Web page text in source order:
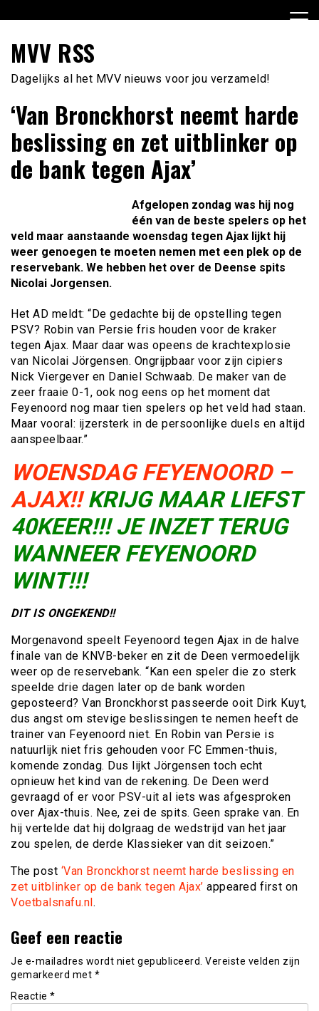
naar
inhoud
MVV RSS
Dagelijks al het MVV nieuws voor jou verzameld!
‘Van Bronckhorst neemt harde
beslissing en zet uitblinker op
de bank tegen Ajax’
Afgelopen zondag was hij nog
één van de beste spelers op het
veld maar aanstaande woensdag tegen Ajax lijkt hij
weer genoegen te moeten nemen met een plek op de
reservebank. We hebben het over de Deense spits
Nicolai Jorgensen.
Het AD meldt: “De gedachte bij de opstelling tegen
PSV? Robin van Persie fris houden voor de kraker
tegen Ajax. Maar daar was opeens de krachtexplosie
van Nicolai Jörgensen. Ongrijpbaar voor zijn cipiers
Nick Viergever en Daniel Schwaab. De maker van de
zeer fraaie 0-1, ook nog eens op het moment dat
Feyenoord nog maar tien spelers op het veld had staan.
Maar vooral: ijzersterk in de persoonlijke duels en altijd
aanspeelbaar.”
WOENSDAG FEYENOORD –
AJAX!!KRIJG MAAR LIEFST
40KEER!!! JE INZET TERUG
WANNEER FEYENOORD
WINT!!!
DIT IS ONGEKEND!!
Morgenavond speelt Feyenoord tegen Ajax in de halve
finale van de KNVB-beker en zit de Deen vermoedelijk
weer op de reservebank. “Kan een speler die zo sterk
speelde drie dagen later op de bank worden
geposteerd? Van Bronckhorst passeerde ooit Dirk Kuyt,
dus angst om stevige beslissingen te nemen heeft de
trainer van Feyenoord niet. En Robin van Persie is
natuurlijk niet fris gehouden voor FC Emmen-thuis,
komende zondag. Dus lijkt Jörgensen toch echt
opnieuw het kind van de rekening. De Deen werd
gevraagd of er voor PSV-uit al iets was afgesproken
over Ajax-thuis. Nee, zei de spits. Geen sprake van. En
hij vertelde dat hij dolgraag de wedstrijd van het jaar
zou spelen, de derde Klassieker van dit seizoen.”
The post ‘Van Bronckhorst neemt harde beslissing en
zet uitblinker op de bank tegen Ajax’ appeared first on
Voetbalsnafu.nl .
Geef een reactie
Je e-mailadres wordt niet gepubliceerd. Vereiste velden zijn
gemarkeerd met *
Reactie *